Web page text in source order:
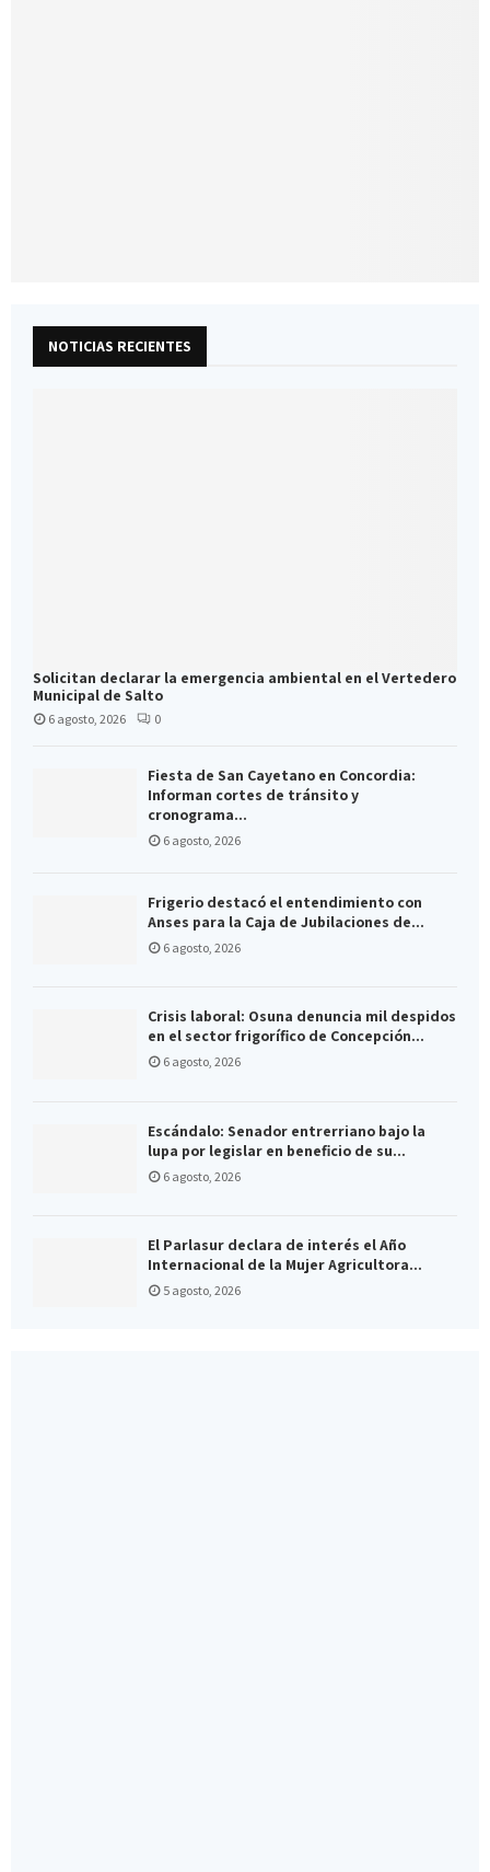
NOTICIAS RECIENTES
Solicitan declarar la emergencia ambiental en el Vertedero
Municipal de Salto
6 agosto, 2026 0
Fiesta de San Cayetano en Concordia:
Informan cortes de tránsito y
cronograma...
6 agosto, 2026
Frigerio destacó el entendimiento con
Anses para la Caja de Jubilaciones de...
6 agosto, 2026
Crisis laboral: Osuna denuncia mil despidos
en el sector frigorífico de Concepción...
6 agosto, 2026
Escándalo: Senador entrerriano bajo la
lupa por legislar en beneficio de su...
6 agosto, 2026
El Parlasur declara de interés el Año
Internacional de la Mujer Agricultora...
5 agosto, 2026